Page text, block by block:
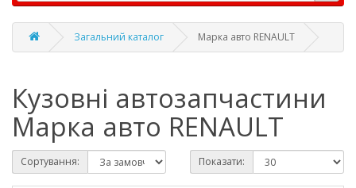
Загальний каталог Марка авто RENAULT
Кузовні автозапчастини
Марка авто RENAULT
Сортування: Показати: